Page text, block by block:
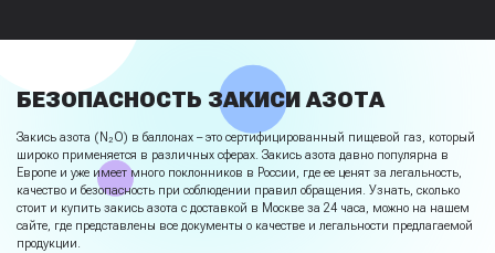
БЕЗОПАСНОСТЬ ЗАКИСИ АЗОТА
Закись азота (N₂O) в баллонах – это сертифицированный пищевой газ, который
широко применяется в различных сферах. Закись азота давно популярна в
Европе и уже имеет много поклонников в России, где ее ценят за легальность,
качество и безопасность при соблюдении правил обращения. Узнать, сколько
стоит и купить закись азота с доставкой в Москве за 24 часа, можно на нашем
сайте, где представлены все документы о качестве и легальности предлагаемой
продукции.